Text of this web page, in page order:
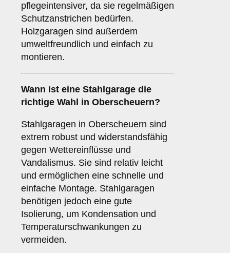
pflegeintensiver, da sie regelmäßigen
Schutzanstrichen bedürfen.
Holzgaragen sind außerdem
umweltfreundlich und einfach zu
montieren.
Wann ist eine Stahlgarage die
richtige Wahl in Oberscheuern?
Stahlgaragen in Oberscheuern sind
extrem robust und widerstandsfähig
gegen Wettereinflüsse und
Vandalismus. Sie sind relativ leicht
und ermöglichen eine schnelle und
einfache Montage. Stahlgaragen
benötigen jedoch eine gute
Isolierung, um Kondensation und
Temperaturschwankungen zu
vermeiden.